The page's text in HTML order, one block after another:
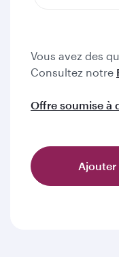
Vous avez des
Consultez notre
Offre soumise à
Ajouter